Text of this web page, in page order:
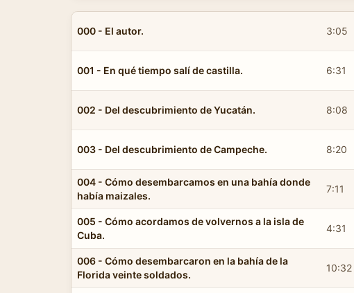
000 - El autor. 3:05
001 - En qué tiempo salí de castilla. 6:31
002 - Del descubrimiento de Yucatán. 8:08
003 - Del descubrimiento de Campeche. 8:20
004 - Cómo desembarcamos en una bahía donde
había maizales.
7:11
005 - Cómo acordamos de volvernos a la isla de
Cuba.
4:31
006 - Cómo desembarcaron en la bahía de la
Florida veinte soldados.
10:32